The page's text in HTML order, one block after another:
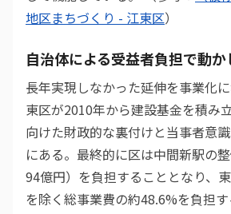
地区まちづくり - 江東区）
自治体による受益者負担で動か
長年実現しなかった延伸を事業化
東区が2010年から建設基金を積み
向けた財政的な裏付けと当事者意
にある。最終的に区は中間新駅の
94億円）を負担することとなり、
を除く総事業費の約48.6%を負担